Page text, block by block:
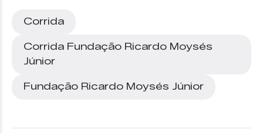
Corrida
Corrida Fundação Ricardo Moysés
Júnior
Fundação Ricardo Moysés Júnior